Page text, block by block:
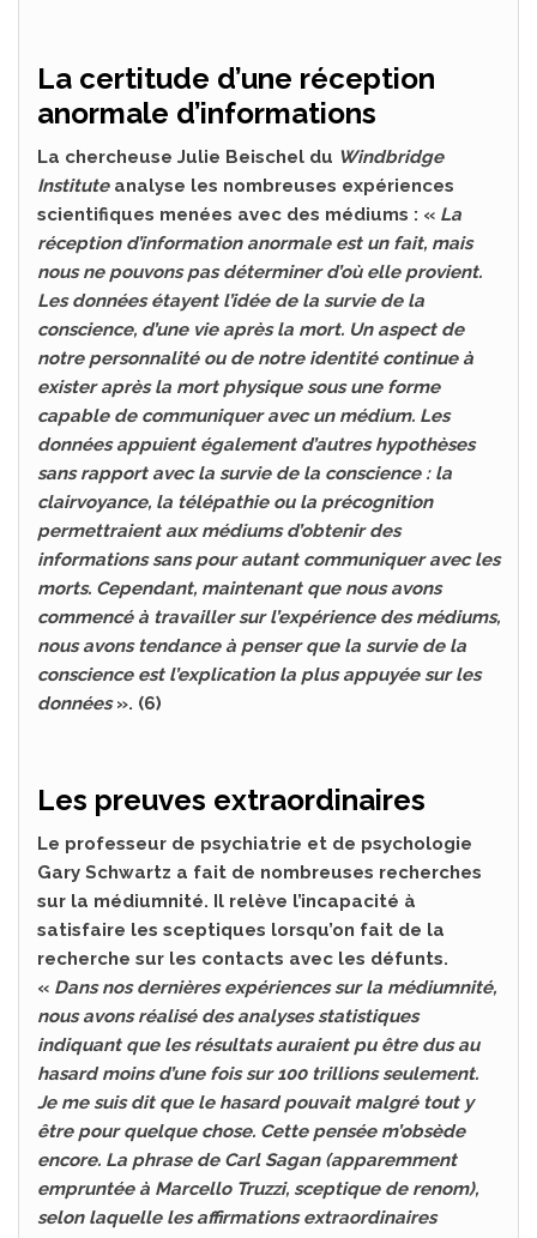
La certitude d’une réception
anormale d’informations
La chercheuse Julie Beischel du Windbridge
Instituteanalyse les nombreuses expériences
scientifiques menées avec des médiums : « La
réception d’information anormale est un fait, mais
nous ne pouvons pas déterminer d’où elle provient.
Les données étayent l’idée de la survie de la
conscience, d’une vie après la mort. Un aspect de
notre personnalité ou de notre identité continue à
exister après la mort physique sous une forme
capable de communiquer avec un médium. Les
données appuient également d’autres hypothèses
sans rapport avec la survie de la conscience : la
clairvoyance, la télépathie ou la précognition
permettraient aux médiums d’obtenir des
informations sans pour autant communiquer avec les
morts. Cependant, maintenant que nous avons
commencé à travailler sur l’expérience des médiums,
nous avons tendance à penser que la survie de la
conscience est l’explication la plus appuyée sur les
données». (6)
Les preuves extraordinaires
Le professeur de psychiatrie et de psychologie
Gary Schwartz a fait de nombreuses recherches
sur la médiumnité. Il relève l’incapacité à
satisfaire les sceptiques lorsqu’on fait de la
recherche sur les contacts avec les défunts.
« Dans nos dernières expériences sur la médiumnité,
nous avons réalisé des analyses statistiques
indiquant que les résultats auraient pu être dus au
hasard moins d’une fois sur 100 trillions seulement.
Je me suis dit que le hasard pouvait malgré tout y
être pour quelque chose. Cette pensée m’obsède
encore. La phrase de Carl Sagan (apparemment
empruntée à Marcello Truzzi, sceptique de renom),
selon laquelle les affirmations extraordinaires